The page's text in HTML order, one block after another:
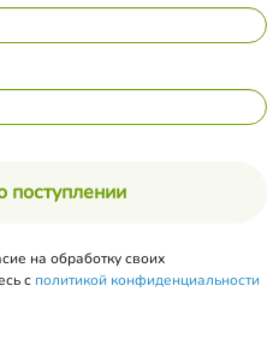
поступлении
на обработку своих
с политикой конфиденциальности